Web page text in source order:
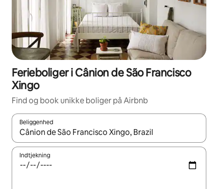
Ferieboliger i Cânion de São Francisco
Xingo
Find og book unikke boliger på Airbnb
Beliggenhed
Når resultaterne er tilgængelige, skal du navigere med
Indtjekning